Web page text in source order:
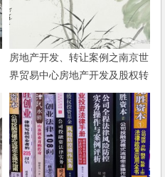
房地产开发、转让案例之南京世
界贸易中心房地产开发及股权转
让项目